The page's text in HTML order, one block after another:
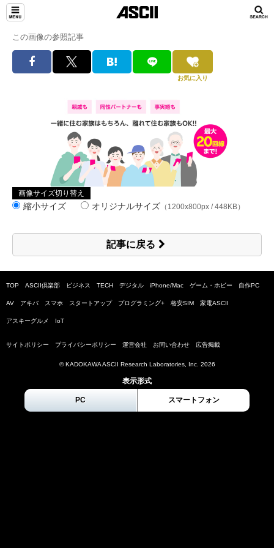
この画像の参照記事
お気に入り
画像サイズ切り替え
縮小サイズ オリジナルサイズ （1200x800px / 448KB）
記事に戻る
TOP ASCII倶楽部 ビジネス TECH デジタル iPhone/Mac ゲーム・ホビー 自作PC
AV アキバ スマホ スタートアップ プログラミング+ 格安SIM 家電ASCII
アスキーグルメ IoT
サイトポリシー プライバシーポリシー 運営会社 お問い合わせ 広告掲載
© KADOKAWA ASCII Research Laboratories, Inc. 2026
表示形式
PC スマートフォン